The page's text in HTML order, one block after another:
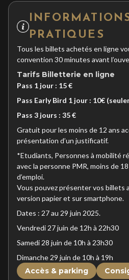
PRATIQUES
Tous les billets achetés en ligne
convention 30 minutes avant
Tarifs Billetterie en ligne
Pass 1 jour : 15 €
Pass Early Bird 1 jour : 10€
Pass 3 jours : 35 €
Gratuit pour les moins de 12 ans
présentation d’un justificatif.
*Etudiants, Personnes à mobilité
avec la personne PMR, moins de
d’emploi.
Vous pouvez présenter vos billets
version papier et sur smartphone.
Dates : 27 au 29 juin 2025.
Vendredi 27 juin de 12h à 22h30
Samedi 28 juin de 10h à 23h30
Dimanche 29 juin de 10h à 19h
Accès & parking